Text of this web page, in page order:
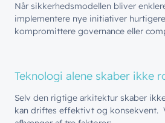
Netværk
Sikkerhed
Cloud & AI
// HVEM VI ER
Om wingmen
Nyheder & presse
Vidensdeling
Når sikkerhedsmodellen bliver
implementere nye initiativer
kompromittere governance eller
Teknologi alene skaber ikke
Selv den rigtige arkitektur skaber
kan driftes effektivt og konsekvent.